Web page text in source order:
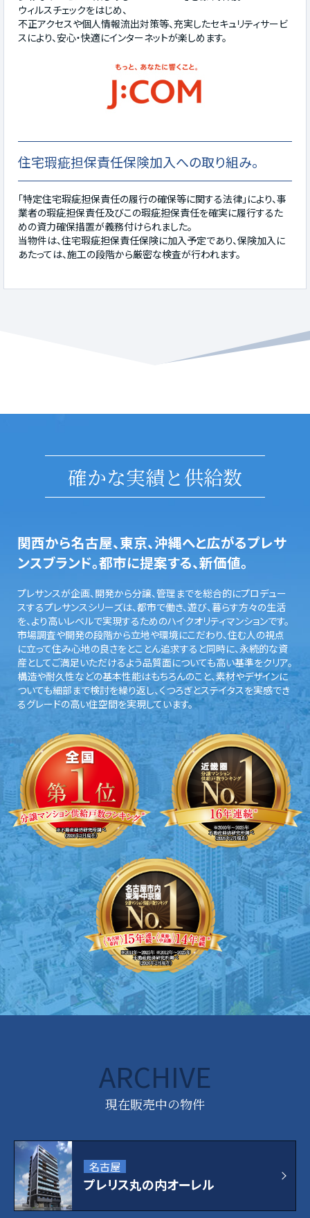
ウィルスチェックをはじめ、
不正アクセスや個人情報流出対策等、充実したセキュリティサービ
スにより、安心・快適にインターネットが楽しめます。
住宅瑕疵担保責任保険加入への取り組み。
「特定住宅瑕疵担保責任の履行の確保等に関する法律」により、事
業者の瑕疵担保責任及びこの瑕疵担保責任を確実に履行するた
めの資力確保措置が義務付けられました。
当物件は、住宅瑕疵担保責任保険に加入予定であり、保険加入に
あたっては、施工の段階から厳密な検査が行われます。
確かな実績と供給数
関西から名古屋、東京、沖縄へと広がるプレサ
ンスブランド。都市に提案する、新価値。
プレサンスが企画、開発から分譲、管理までを総合的にプロデュー
スするプレサンスシリーズは、都市で働き、遊び、暮らす方々の生活
を、より高いレベルで実現するためのハイクオリティマンションです。
市場調査や開発の段階から立地や環境にこだわり、住む人の視点
に立って住み心地の良さをとことん追求すると同時に、永続的な資
産としてご満足いただけるよう品質面についても高い基準をクリア。
構造や耐久性などの基本性能はもちろんのこと、素材やデザインに
ついても細部まで検討を繰り返し、くつろぎとステイタスを実感でき
るグレードの高い住空間を実現しています。
ARCHIVE
現在販売中の物件
名古屋
プレリス丸の内オーレル